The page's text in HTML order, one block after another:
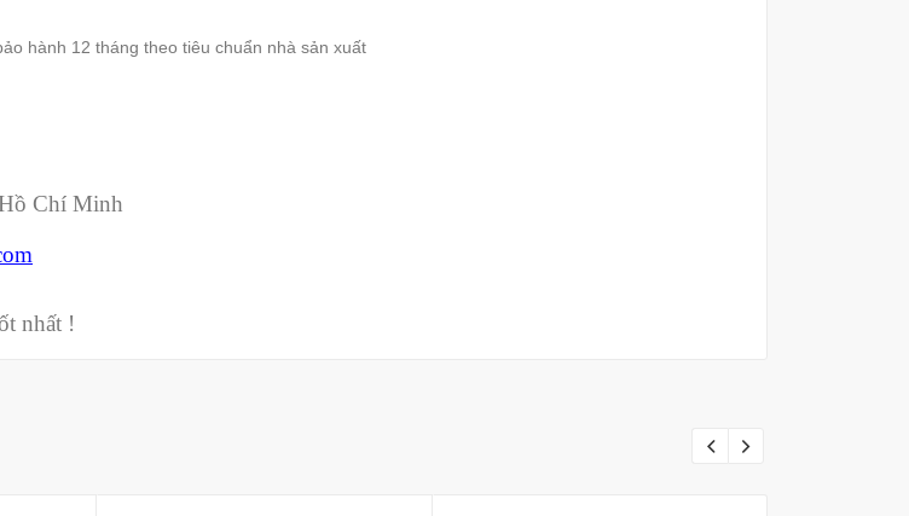
hành 12 tháng theo tiêu chuẩn nhà sản xuất
Chí Minh
nhất !